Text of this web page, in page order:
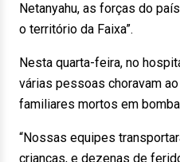
Netanyahu, as forças do
o território da Faixa”.
Nesta quarta-feira, no
várias pessoas choravam
familiares mortos em
“Nossas equipes
crianças, e dezenas de